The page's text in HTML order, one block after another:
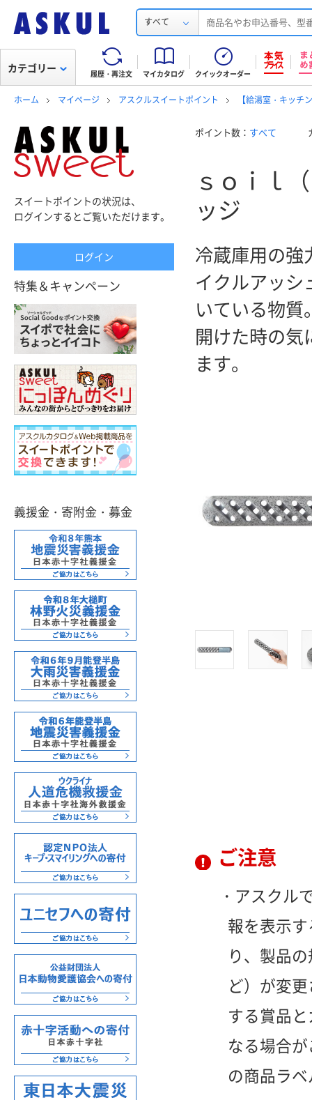
すべて
履歴・再注文 マイカタログ クイックオーダー
カテゴリー
ホーム マイページ アスクルスイートポイント 【給湯室・キッチ
スイートポイントの状況は、
ログインするとご覧いただけます。
ログイン
特集＆キャンペーン
義援金・寄附金・募金
ポイント数： すべて
ｓｏｉｌ
ッジ
冷蔵庫用の強
イクルアッシ
いている物質
開けた時の気
ます。
ご注意
アスクル
報を表示
り、製品
ど）が変
する賞品
なる場合
の商品ラ